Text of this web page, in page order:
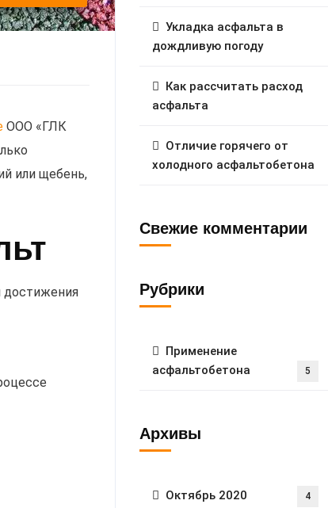
ООО «ГЛК
или щебень,
достижения
Укладка асфальта в
дождливую погоду
Как рассчитать расход
асфальта
Отличие горячего от
холодного асфальтобетона
Свежие комментарии
Рубрики
Применение
асфальтобетона
5
Архивы
Октябрь 2020 4